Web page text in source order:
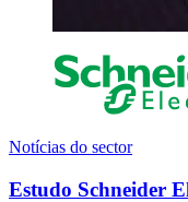
Notícias do sector
Estudo Schneider